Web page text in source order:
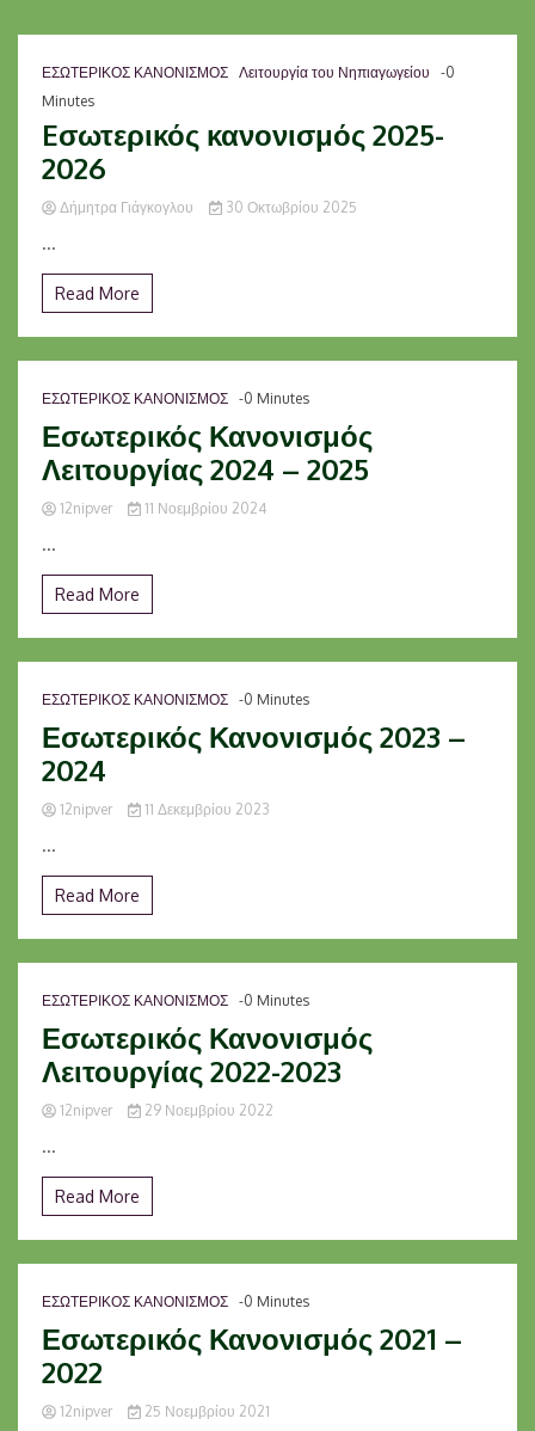
ΕΣΩΤΕΡΙΚΟΣ ΚΑΝΟΝΙΣΜΟΣ Λειτουργία του Νηπιαγωγείου
-0
Minutes
Eσωτερικός κανονισμός 2025-
2026
Δήμητρα Γιάγκογλου 30 Οκτωβρίου 2025
...
Read More
ΕΣΩΤΕΡΙΚΟΣ ΚΑΝΟΝΙΣΜΟΣ -0 Minutes
Εσωτερικός Κανονισμός
Λειτουργίας 2024 – 2025
12nipver 11 Νοεμβρίου 2024
...
Read More
ΕΣΩΤΕΡΙΚΟΣ ΚΑΝΟΝΙΣΜΟΣ -0 Minutes
Εσωτερικός Κανονισμός 2023 –
2024
12nipver 11 Δεκεμβρίου 2023
...
Read More
ΕΣΩΤΕΡΙΚΟΣ ΚΑΝΟΝΙΣΜΟΣ -0 Minutes
Εσωτερικός Κανονισμός
Λειτουργίας 2022-2023
12nipver 29 Νοεμβρίου 2022
...
Read More
ΕΣΩΤΕΡΙΚΟΣ ΚΑΝΟΝΙΣΜΟΣ -0 Minutes
Εσωτερικός Κανονισμός 2021 –
2022
12nipver 25 Νοεμβρίου 2021